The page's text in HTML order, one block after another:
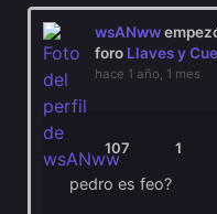
wsANww
foro Llaves y
hace 1 año, 1 mes
107 1
pedro es feo?